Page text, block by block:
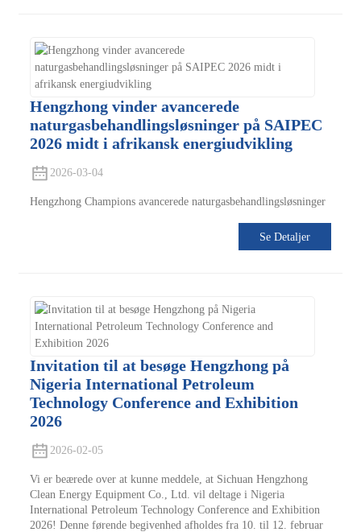
Hengzhong vinder avancerede
naturgasbehandlingsløsninger på SAIPEC
2026 midt i afrikansk energiudvikling
2026-03-04
Hengzhong Champions avancerede naturgasbehandlingsløsninger
Se Detaljer
Invitation til at besøge Hengzhong på
Nigeria International Petroleum
Technology Conference and Exhibition
2026
2026-02-05
Vi er beærede over at kunne meddele, at Sichuan Hengzhong
Clean Energy Equipment Co., Ltd. vil deltage i Nigeria
International Petroleum Technology Conference and Exhibition
2026! Denne førende begivenhed afholdes fra 10. til 12. februar